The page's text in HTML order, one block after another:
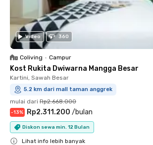
Video 360
Coliving • Campur
Kost Rukita Dwiwarna Mangga Besar
Kartini, Sawah Besar
5.2 km dari mall taman anggrek
mulai dari Rp2.668.000
-13% Rp2.311.200 /bulan
Diskon sewa min. 12 Bulan
Lihat info lebih banyak